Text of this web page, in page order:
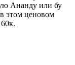
Ананду или бу
этом ценовом